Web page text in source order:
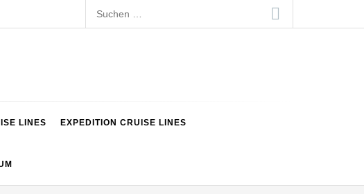
Suchen
nach:
LINES EXPEDITION CRUISE LINES